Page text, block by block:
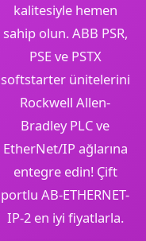
kalitesiyle hemen
sahip olun. ABB PSR,
PSE ve PSTX
softstarter ünitelerini
Rockwell Allen-
Bradley PLC ve
EtherNet/IP ağlarına
entegre edin! Çift
portlu AB-ETHERNET-
IP-2 en iyi fiyatlarla.